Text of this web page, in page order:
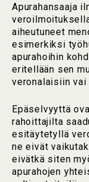
Apurahansaaja
aiheutuneet
esimerkiksi
apurahoihin
eritellään sen
veronalaisiin vai
Epäselvyyttä
rahoittajilta
esitäytetyllä
ne eivät
eivätkä siten
apurahojen